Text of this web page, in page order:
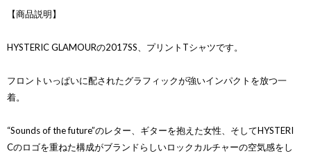
【商品説明】
HYSTERIC GLAMOURの2017SS、プリントTシャツです。
フロントいっぱいに配されたグラフィックが強いインパクトを放つ一
着。
“Sounds of the future”のレター、ギターを抱えた女性、そしてHYSTERI
Cのロゴを重ねた構成がブランドらしいロックカルチャーの空気感をし